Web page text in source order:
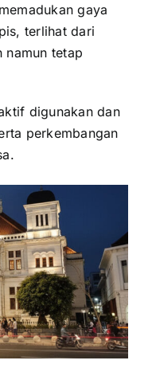
gaya
terlihat dari
namun tetap
digunakan dan
perkembangan